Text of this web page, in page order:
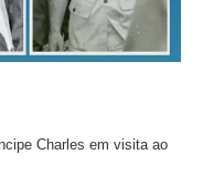
Charles em visita ao